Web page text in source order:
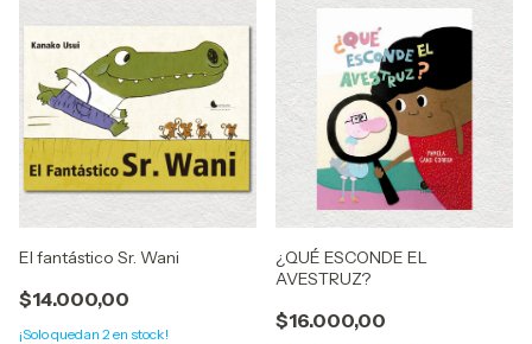
El fantástico Sr. Wani
$14.000,00
¡Solo quedan 2 en stock!
¿QUÉ ESCONDE EL
AVESTRUZ?
$16.000,00